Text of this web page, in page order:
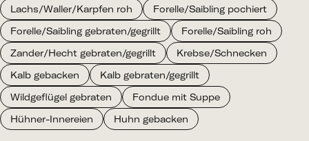
Lachs/Waller/Karpfen roh
Forelle/Saibling pochiert
Forelle/Saibling gebraten/gegrillt
Forelle/Saibling roh
Zander/Hecht gebraten/gegrillt
Krebse/Schnecken
Kalb gebacken
Kalb gebraten/gegrillt
Wildgeflügel gebraten
Fondue mit Suppe
Hühner-Innereien
Huhn gebacken